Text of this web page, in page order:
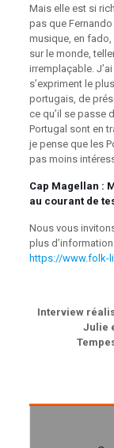
Mais elle est si
pas que
musique, en fado,
sur le monde,
irremplaçable.
s’expriment le
portugais, de
ce qu’il se passe
Portugal sont en
je pense que les
pas moins
Cap Magellan :
au courant de
Nous vous
plus
https://www.folk-
Interview
Julie